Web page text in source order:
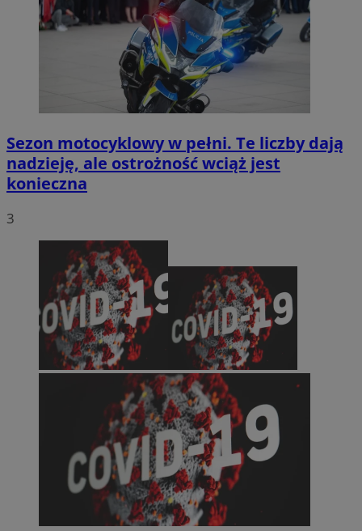
Sezon motocyklowy w pełni. Te liczby dają
nadzieję, ale ostrożność wciąż jest
konieczna
3